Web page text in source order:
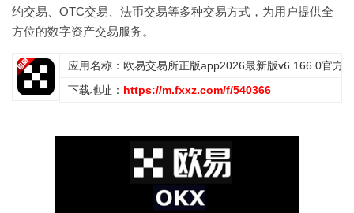
约交易、OTC交易、法币交易等多种交易方式，为用户提供全
方位的数字资产交易服务。
应用名称：欧易交易所正版app2026最新版v6.166.0官方版
下载地址： https://m.fxxz.com/f/540366